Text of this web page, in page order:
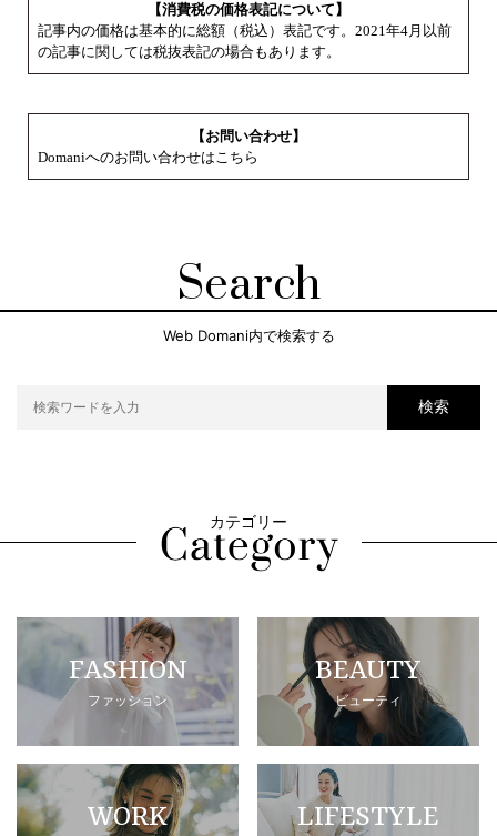
【消費税の価格表記について】
記事内の価格は基本的に総額（税込）表記です。2021年4月以前
の記事に関しては税抜表記の場合もあります。
【お問い合わせ】
Domaniへのお問い合わせはこちら
Search
Web Domani内で検索する
検索
カテゴリー
FASHION
ファッション
BEAUTY
ビューティ
WORK LIFESTYLE